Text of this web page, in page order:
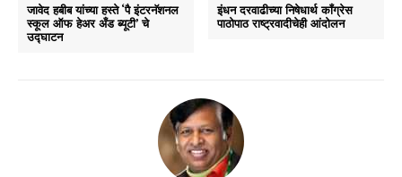
जावेद हबीब यांच्या हस्ते ‘पै इंटरनॅशनल
स्कूल ऑफ हेअर अँड ब्यूटी’ चे
उद्घाटन
इंधन दरवाढीच्या निषेधार्थ कॉंग्रेस
पाठोपाठ राष्ट्रवादीचेही आंदोलन